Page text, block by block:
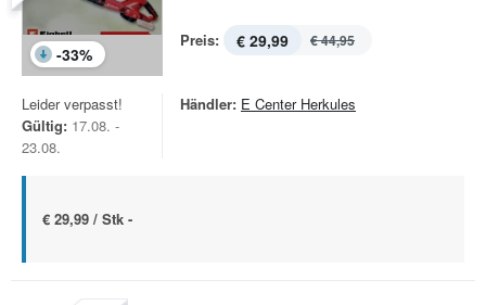
-33%
Preis: € 29,99 € 44,95
Leider verpasst!
Gültig: 17.08. -
23.08.
Händler: E Center Herkules
€ 29,99 / Stk -